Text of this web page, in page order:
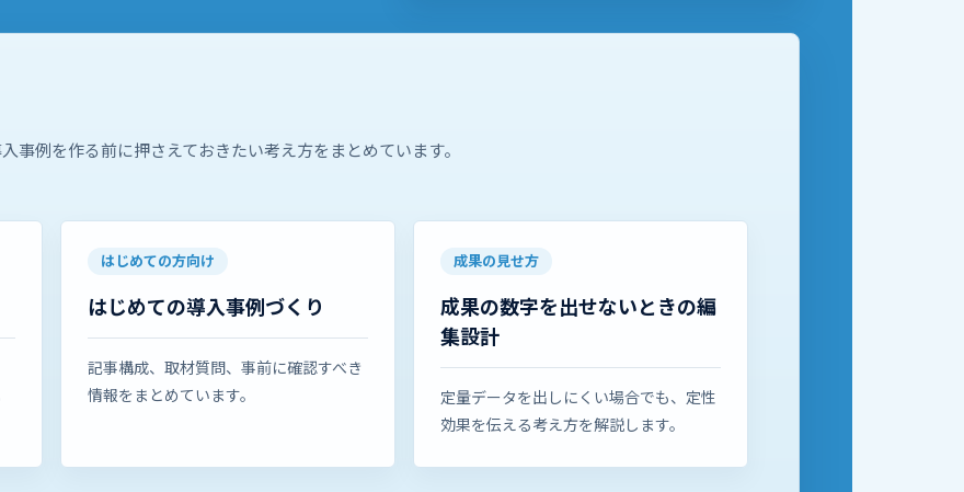
事例を作る前に押さえておきたい考え方をまとめています。
はじめての方向け
はじめての導入事例づくり
記事構成、取材質問、事前に確認すべき
情報をまとめています。
成果の見せ方
成果の数字を出せないときの編
集設計
定量データを出しにくい場合でも、定性
効果を伝える考え方を解説します。